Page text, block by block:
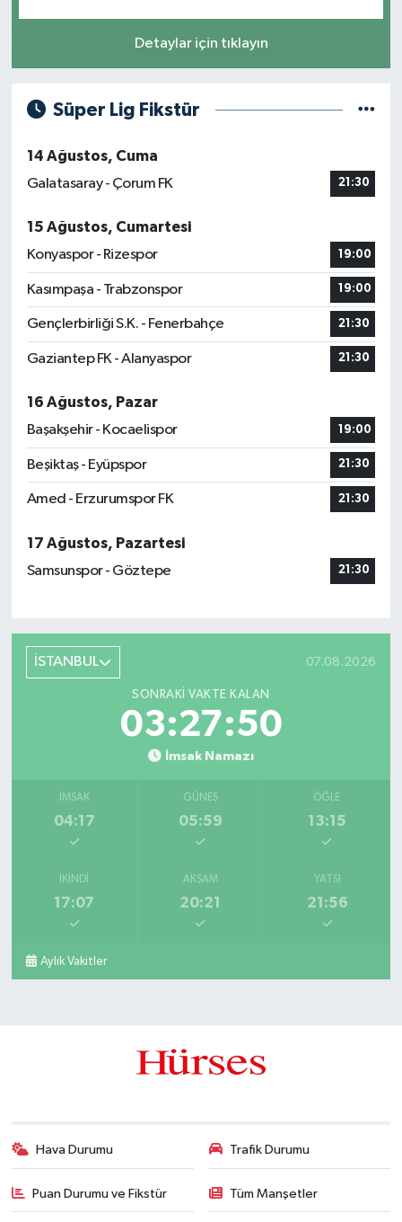
Detaylar için tıklayın
Süper Lig Fikstür
14 Ağustos, Cuma
Galatasaray - Çorum FK
21:30
15 Ağustos, Cumartesi
Konyaspor - Rizespor
19:00
Kasımpaşa - Trabzonspor 19:00
Gençlerbirliği S.K. - Fenerbahçe 21:30
Gaziantep FK - Alanyaspor 21:30
16 Ağustos, Pazar
Başakşehir - Kocaelispor
19:00
Beşiktaş - Eyüpspor 21:30
Amed - Erzurumspor FK 21:30
17 Ağustos, Pazartesi
Samsunspor - Göztepe
21:30
İSTANBUL 07.08.2026
SONRAKI VAKTE KALAN
03:27:49
İmsak Namazı
İMSAK
04:17
GÜNEŞ
05:59
ÖĞLE
13:15
İKINDI
17:07
AKŞAM
20:21
YATSI
21:56
Aylık Vakitler
Hava Durumu Trafik Durumu
Puan Durumu ve Fikstür Tüm Manşetler